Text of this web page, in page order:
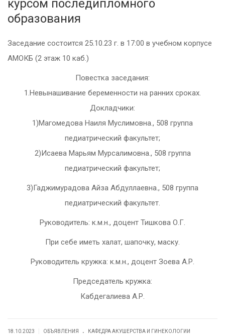
курсом последипломного
образования
Заседание состоится 25.10.23 г. в 17:00 в учебном корпусе
АМОКБ (2 этаж 10 каб.)
Повестка заседания:
1.Невынашивание беременности на ранних сроках.
Докладчики:
1)Магомедова Наиля Муслимовна., 508 группа
педиатрический факультет;
2)Исаева Марьям Мурсалимовна., 508 группа
педиатрический факультет;
3)Гаджимурадова Айза Абдуллаевна., 508 группа
педиатрический факультет.
Руководитель: к.м.н., доцент Тишкова О.Г.
При себе иметь халат, шапочку, маску.
Руководитель кружка: к.м.н., доцент Зоева А.Р.
Председатель кружка:
Кабдегалиева А.Р.
18.10.2023 ОБЪЯВЛЕНИЯ .
КАФЕДРА АКУШЕРСТВА И ГИНЕКОЛОГИИ